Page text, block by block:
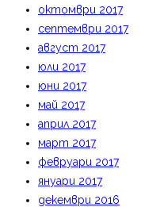
октомври 2017
септември 2017
август 2017
юли 2017
юни 2017
май 2017
април 2017
март 2017
февруари 2017
януари 2017
декември 2016